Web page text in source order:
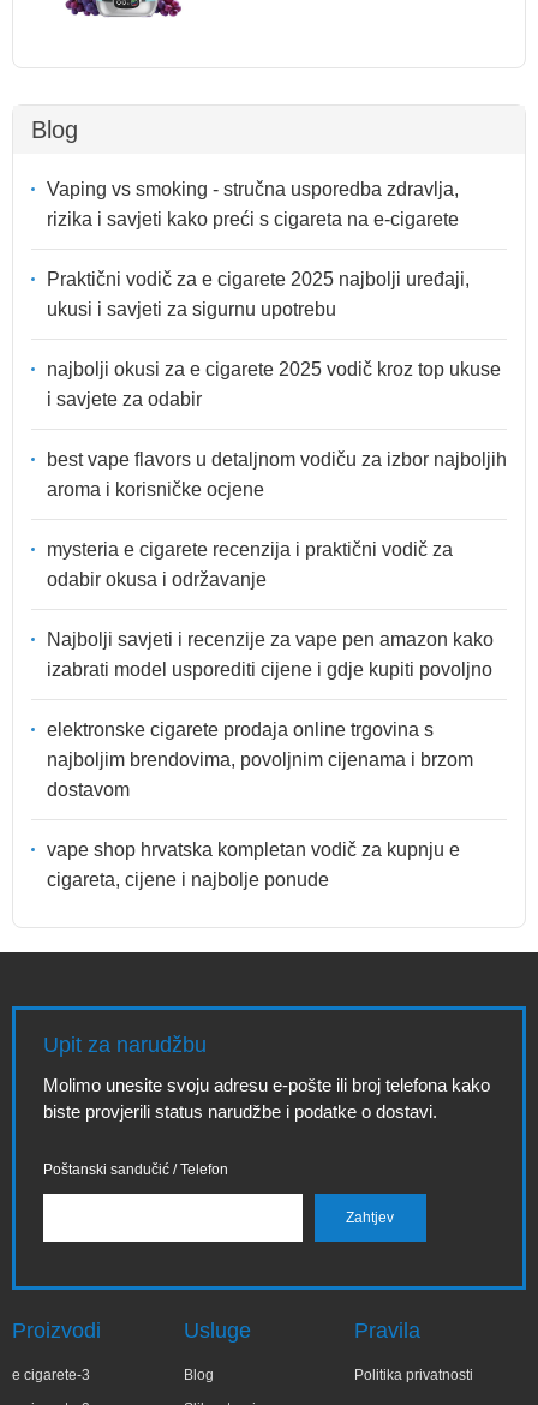
Blog
Vaping vs smoking - stručna usporedba zdravlja,
rizika i savjeti kako preći s cigareta na e-cigarete
Praktični vodič za e cigarete 2025 najbolji uređaji,
ukusi i savjeti za sigurnu upotrebu
najbolji okusi za e cigarete 2025 vodič kroz top ukuse
i savjete za odabir
best vape flavors u detaljnom vodiču za izbor najboljih
aroma i korisničke ocjene
mysteria e cigarete recenzija i praktični vodič za
odabir okusa i održavanje
Najbolji savjeti i recenzije za vape pen amazon kako
izabrati model usporediti cijene i gdje kupiti povoljno
elektronske cigarete prodaja online trgovina s
najboljim brendovima, povoljnim cijenama i brzom
dostavom
vape shop hrvatska kompletan vodič za kupnju e
cigareta, cijene i najbolje ponude
Upit za narudžbu
Molimo unesite svoju adresu e-pošte ili broj telefona kako
biste provjerili status narudžbe i podatke o dostavi.
Poštanski sandučić / Telefon
Proizvodi
e cigarete-3
Usluge
Blog
Pravila
Politika privatnosti